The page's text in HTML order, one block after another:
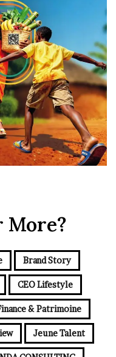
More?
Brand Story
CEO Lifestyle
& Patrimoine
Jeune Talent